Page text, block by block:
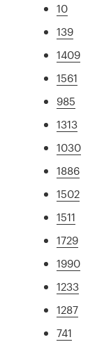
10
139
1409
1561
985
1313
1030
1886
1502
1511
1729
1990
1233
1287
741